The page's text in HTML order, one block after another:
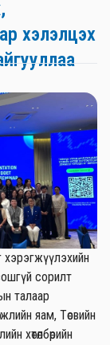
хэлэлцэх
хэрэгжүүлэхийн
сорилт
талаар
яам, Төсвийн
хөтөлбөрийн